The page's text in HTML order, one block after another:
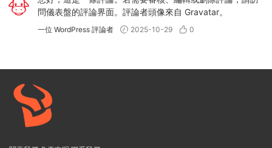
問儀表盤的評論界面。評論者頭像來自 Gravatar。
一位 WordPress 評論者 2025-10-29 0